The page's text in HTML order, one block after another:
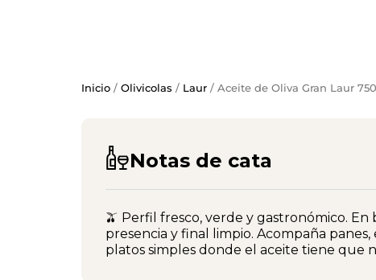
Inicio/ Olivicolas / Laur/ Aceite de Oliva Gran Laur
Notas de cata
🫒 Perfil fresco, verde y gastronómico. En
presencia y final limpio. Acompaña panes,
platos simples donde el aceite tiene que